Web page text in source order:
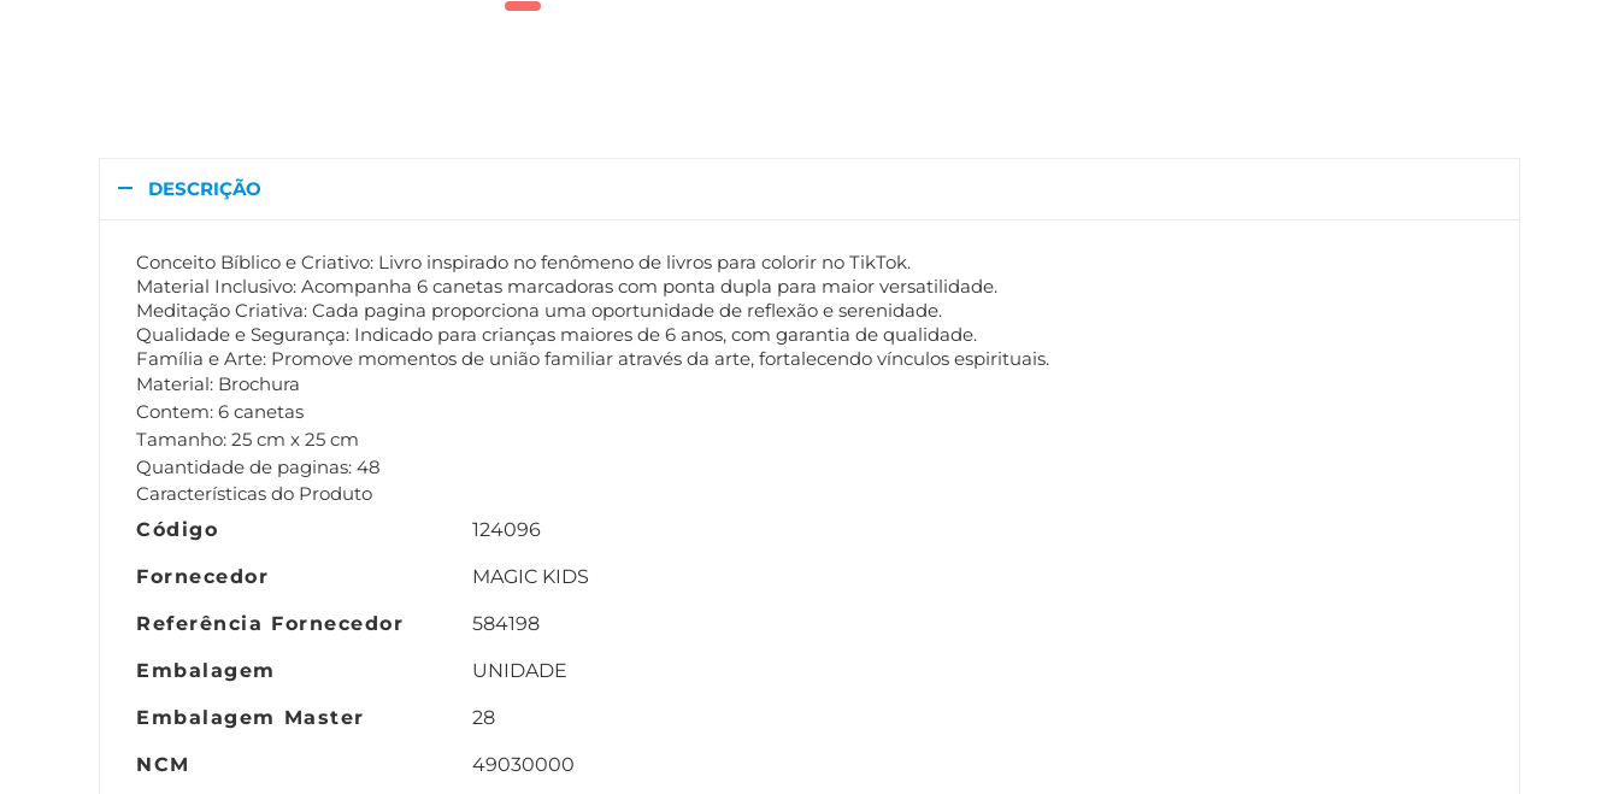
DESCRIÇÃO
Conceito Bíblico e Criativo: Livro inspirado no fenômeno de livros para colorir no TikTok.
Material Inclusivo: Acompanha 6 canetas marcadoras com ponta dupla para maior versatilidade.
Meditação Criativa: Cada pagina proporciona uma oportunidade de reflexão e serenidade.
Qualidade e Segurança: Indicado para crianças maiores de 6 anos, com garantia de qualidade.
Família e Arte: Promove momentos de união familiar através da arte, fortalecendo vínculos espirituais.
Material: Brochura
Contem: 6 canetas
Tamanho: 25 cm x 25 cm
Quantidade de paginas: 48
Características do Produto
Código 124096
Fornecedor MAGIC KIDS
Referência Fornecedor 584198
Embalagem UNIDADE
Embalagem Master 28
NCM 49030000